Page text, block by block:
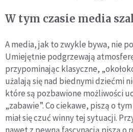
W tym czasie media
A media, jak to zwykle bywa, nie
Umiejętnie podgrzewają
przypominając klasyczne,
użalają się nad biednymi dziećmi
które są pozbawione możliwości
„zabawie”. Co ciekawe, piszą o
miał się czuć winny tej sytuacji.